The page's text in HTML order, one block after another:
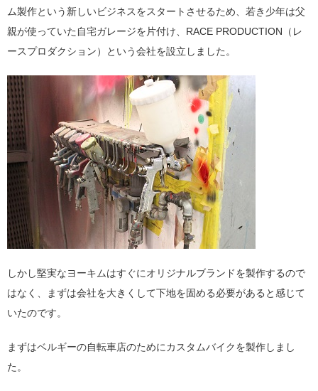
ム製作という新しいビジネスをスタートさせるため、若き少年は父
親が使っていた自宅ガレージを片付け、RACE PRODUCTION（レ
ースプロダクション）という会社を設立しました。
しかし堅実なヨーキムはすぐにオリジナルブランドを製作するので
はなく、まずは会社を大きくして下地を固める必要があると感じて
いたのです。
まずはベルギーの自転車店のためにカスタムバイクを製作しまし
た。